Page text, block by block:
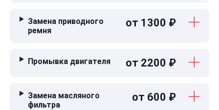
Замена приводного
ремня
от 1300 ₽
Промывка двигателя от 2200 ₽
Замена масляного
фильтра
от 600 ₽